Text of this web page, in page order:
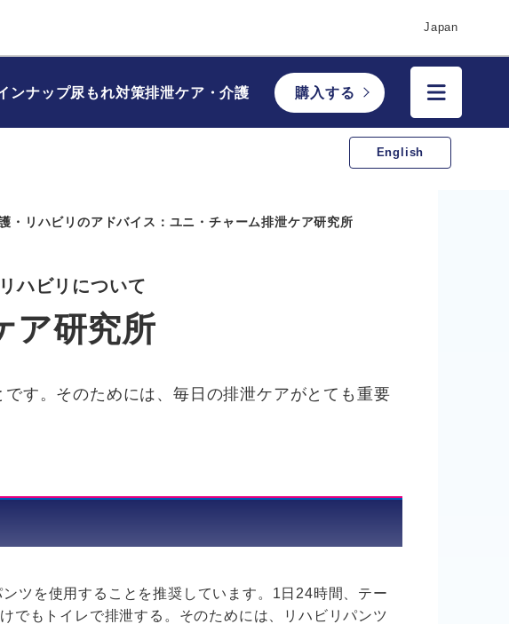
Japan
ンナップ尿もれ対策排泄ケア・介護 購入する
English
・リハビリのアドバイス：ユニ・チャーム排泄ケア研究所
ア研究所
ハビリについて
す。そのためには、毎日の排泄ケアがとても重要
ツを使用することを推奨しています。1日24時間、テー
でもトイレで排泄する。そのためには、リハビリパンツ